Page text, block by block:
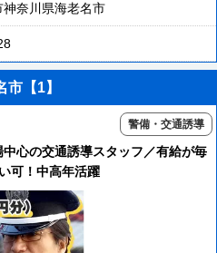
奈川県海老名市
【1】
警備・交通誘導
心の交通誘導スタッフ／有給が毎
可！中高年活躍